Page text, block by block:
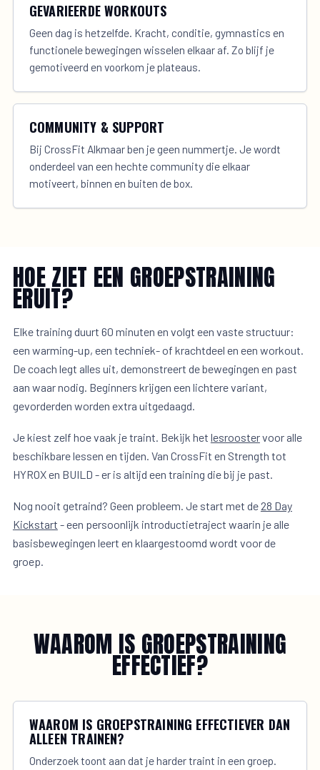
GEVARIEERDE WORKOUTS
Geen dag is hetzelfde. Kracht, conditie, gymnastics en
functionele bewegingen wisselen elkaar af. Zo blijf je
gemotiveerd en voorkom je plateaus.
COMMUNITY & SUPPORT
Bij CrossFit Alkmaar ben je geen nummertje. Je wordt
onderdeel van een hechte community die elkaar
motiveert, binnen en buiten de box.
HOE ZIET EEN GROEPSTRAINING
ERUIT?
Elke training duurt 60 minuten en volgt een vaste structuur:
een warming-up, een techniek- of krachtdeel en een workout.
De coach legt alles uit, demonstreert de bewegingen en past
aan waar nodig. Beginners krijgen een lichtere variant,
gevorderden worden extra uitgedaagd.
Je kiest zelf hoe vaak je traint. Bekijk het lesroostervoor alle
beschikbare lessen en tijden. Van CrossFit en Strength tot
HYROX en BUILD - er is altijd een training die bij je past.
Nog nooit getraind? Geen probleem. Je start met de 28 Day
Kickstart - een persoonlijk introductietraject waarin je alle
basisbewegingen leert en klaargestoomd wordt voor de
groep.
WAAROM IS GROEPSTRAINING
EFFECTIEF?
WAAROM IS GROEPSTRAINING EFFECTIEVER DAN
ALLEEN TRAINEN?
Onderzoek toont aan dat je harder traint in een groep.